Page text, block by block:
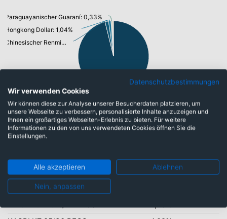
Chinesischer Renminbi Yuan: 1,56%
Hongkong Dollar: 1,04%
Paraguayanischer Guaraní: 0,33%
Top-Ten Titel
HTA GROUP 24/29 REGS
1,27%
ORLEN S.A. 25/35 REGS
Datenschutzbestimmungen
Wir verwenden Cookies
Wir können diese zur Analyse unserer Besucherdaten platzieren, um
unsere Webseite zu verbessern, personalisierte Inhalte anzuzeigen und
Ihnen ein großartiges Webseiten-Erlebnis zu bieten. Für weitere
Informationen zu den von uns verwendeten Cookies öffnen Sie die
Einstellungen.
Alle akzeptieren Ablehnen
Nein, anpassen